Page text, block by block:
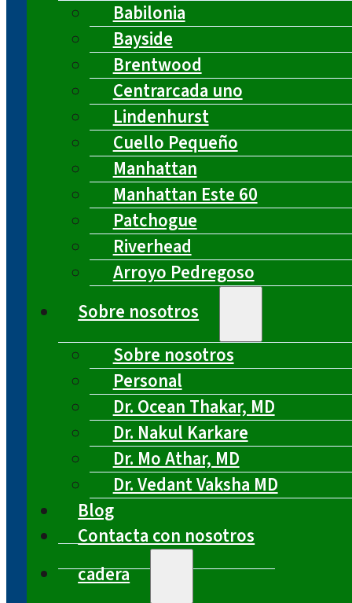
Babilonia
Bayside
Brentwood
Centrarcada uno
Lindenhurst
Cuello Pequeño
Manhattan
Manhattan Este 60
Patchogue
Riverhead
Arroyo Pedregoso
Sobre nosotros
Sobre nosotros
Personal
Dr. Ocean Thakar, MD
Dr. Nakul Karkare
Dr. Mo Athar, MD
Dr. Vedant Vaksha MD
Blog
Contacta con nosotros
cadera